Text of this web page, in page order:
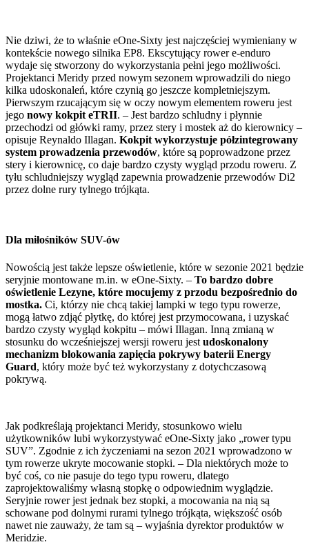
Nie dziwi, że to właśnie eOne-Sixty jest najczęściej wymieniany w
kontekście nowego silnika EP8. Ekscytujący rower e-enduro
wydaje się stworzony do wykorzystania pełni jego możliwości.
Projektanci Meridy przed nowym sezonem wprowadzili do niego
kilka udoskonaleń, które czynią go jeszcze kompletniejszym.
Pierwszym rzucającym się w oczy nowym elementem roweru jest
jego nowy kokpit eTRII. – Jest bardzo schludny i płynnie
przechodzi od główki ramy, przez stery i mostek aż do kierownicy –
opisuje Reynaldo Illagan. Kokpit wykorzystuje półzintegrowany
system prowadzenia przewodów, które są poprowadzone przez
stery i kierownicę, co daje bardzo czysty wygląd przodu roweru. Z
tyłu schludniejszy wygląd zapewnia prowadzenie przewodów Di2
przez dolne rury tylnego trójkąta.
Dla miłośników SUV-ów
Nowością jest także lepsze oświetlenie, które w sezonie 2021 będzie
seryjnie montowane m.in. w eOne-Sixty. – To bardzo dobre
oświetlenie Lezyne, które mocujemy z przodu bezpośrednio do
mostka. Ci, którzy nie chcą takiej lampki w tego typu rowerze,
mogą łatwo zdjąć płytkę, do której jest przymocowana, i uzyskać
bardzo czysty wygląd kokpitu – mówi Illagan. Inną zmianą w
stosunku do wcześniejszej wersji roweru jest udoskonalony
mechanizm blokowania zapięcia pokrywy baterii Energy
Guard, który może być też wykorzystany z dotychczasową
pokrywą.
Jak podkreślają projektanci Meridy, stosunkowo wielu
użytkowników lubi wykorzystywać eOne-Sixty jako „rower typu
SUV”. Zgodnie z ich życzeniami na sezon 2021 wprowadzono w
tym rowerze ukryte mocowanie stopki. – Dla niektórych może to
być coś, co nie pasuje do tego typu roweru, dlatego
zaprojektowaliśmy własną stopkę o odpowiednim wyglądzie.
Seryjnie rower jest jednak bez stopki, a mocowania na nią są
schowane pod dolnymi rurami tylnego trójkąta, większość osób
nawet nie zauważy, że tam są – wyjaśnia dyrektor produktów w
Meridzie.